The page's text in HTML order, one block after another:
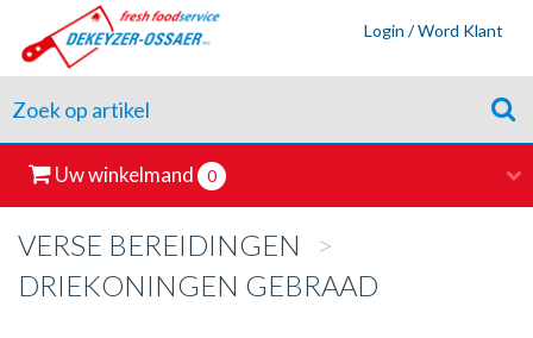
Login / Word Klant
Uw winkelmand 0
VERSE BEREIDINGEN
>
DRIEKONINGEN GEBRAAD